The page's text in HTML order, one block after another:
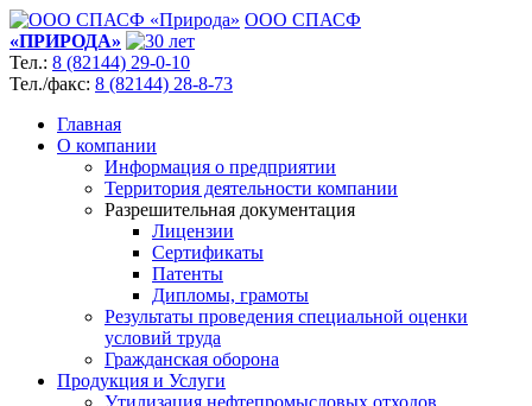
ООО СПАСФ
«ПРИРОДА»
Тел.: 8 (82144) 29-0-10
Тел./факс: 8 (82144) 28-8-73
Главная
О компании
Информация о предприятии
Территория деятельности компании
Разрешительная документация
Лицензии
Сертификаты
Патенты
Дипломы, грамоты
Результаты проведения специальной оценки
условий труда
Гражданская оборона
Продукция и Услуги
Утилизация нефтепромысловых отходов